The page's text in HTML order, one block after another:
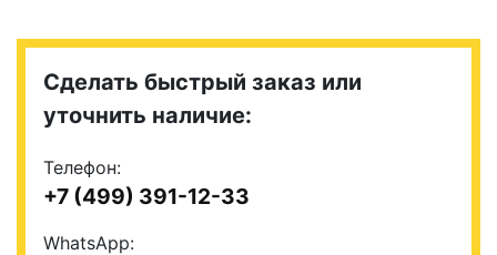
Сделать быстрый заказ или
уточнить наличие:
Телефон:
+7 (499) 391-12-33
WhatsApp: